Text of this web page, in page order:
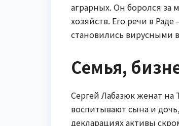
аграрных. Он боролся за
хозяйств. Его речи в
становились вирусными
Семья,
Сергей Лабазюк женат на
воспитывают сына и
декларациях активы